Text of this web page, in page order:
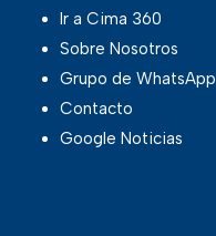
Ir a Cima 360
Sobre Nosotros
Grupo de WhatsApp
Contacto
Google Noticias